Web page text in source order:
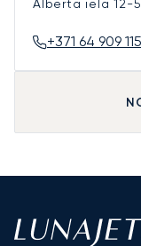
Alberta iela 12-5
+371 64 909 115